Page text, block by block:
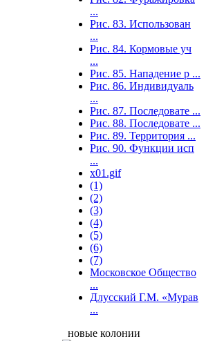
...
Рис. 83. Использован
...
Рис. 84. Кормовые уч
...
Рис. 85. Нападение р ...
Рис. 86. Индивидуаль
...
Рис. 87. Последовате ...
Рис. 88. Последовате ...
Рис. 89. Территория ...
Рис. 90. Функции исп
...
x01.gif
(1)
(2)
(3)
(4)
(5)
(6)
(7)
Московское Общество
...
Длусский Г.М. «Мурав
...
новые колонии